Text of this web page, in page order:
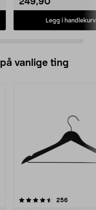
249,90
Legg i handlekurv
vanlige ting
256
4.5av 5 stjerner